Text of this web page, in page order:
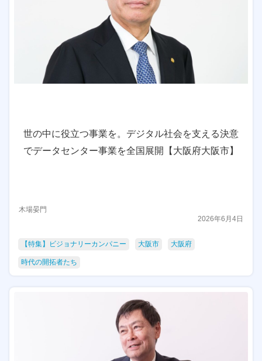
世の中に役立つ事業を。デジタル社会を支える決意
でデータセンター事業を全国展開【大阪府大阪市】
木場晏門
2026年6月4日
【特集】ビジョナリーカンパニー 大阪市 大阪府
時代の開拓者たち